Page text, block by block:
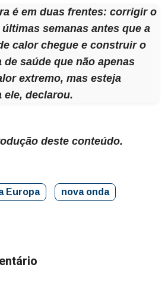
é em duas frentes: corrigir o
semanas antes que a
calor chegue e construir o
saúde que não apenas
extremo, mas esteja
ele, declarou.
deste conteúdo.
Europa
nova onda